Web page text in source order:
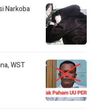
Narkoba
WST